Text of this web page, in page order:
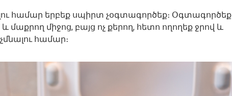
համար երբեք սպիրտ չօգտագործեք։ Օգտագործեք
մաքրող միջոց, բայց ոչ քերող, հետո ողողեք ջրով և
համար։